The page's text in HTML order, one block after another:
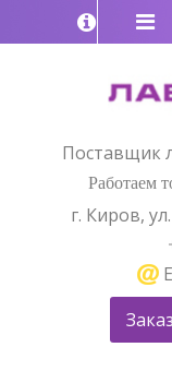
Поставщик
Работаем
г. Киров,